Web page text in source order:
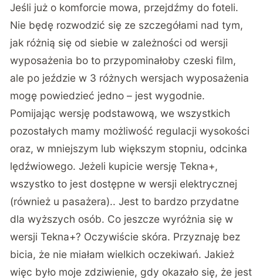
Jeśli już o komforcie mowa, przejdźmy do foteli.
Nie będę rozwodzić się ze szczegółami nad tym,
jak różnią się od siebie w zależności od wersji
wyposażenia bo to przypominałoby czeski film,
ale po jeździe w 3 różnych wersjach wyposażenia
mogę powiedzieć jedno – jest wygodnie.
Pomijając wersję podstawową, we wszystkich
pozostałych mamy możliwość regulacji wysokości
oraz, w mniejszym lub większym stopniu, odcinka
lędźwiowego. Jeżeli kupicie wersję Tekna+,
wszystko to jest dostępne w wersji elektrycznej
(również u pasażera).. Jest to bardzo przydatne
dla wyższych osób. Co jeszcze wyróżnia się w
wersji Tekna+? Oczywiście skóra. Przyznaję bez
bicia, że nie miałam wielkich oczekiwań. Jakież
więc było moje zdziwienie, gdy okazało się, że jest